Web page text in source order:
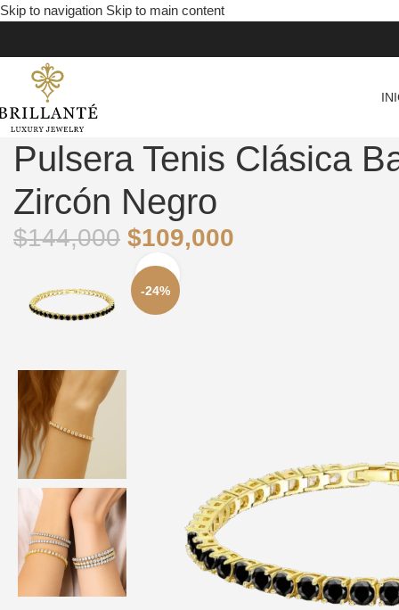
Skip to navigation Skip to main content
Pulsera Tenis Clásica
Zircón Negro
$144,000 $109,000
-24%